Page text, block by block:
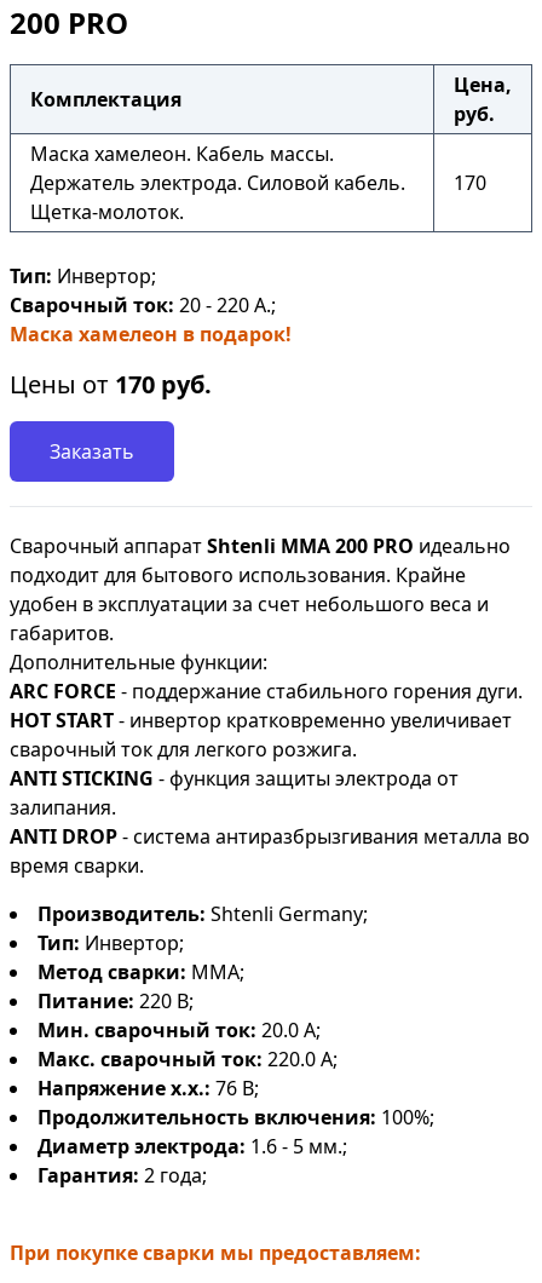
200 PRO
Комплектация
Цена,
руб.
Маска хамелеон. Кабель массы.
Держатель электрода. Силовой кабель.
Щетка-молоток.
170
Тип: Инвертор;
Сварочный ток: 20 - 220 А.;
Маска хамелеон в подарок!
Цены от 170 руб.
Заказать
Сварочный аппаратShtenli ММА 200 PRO идеально
подходит для бытового использования. Крайне
удобен в эксплуатации за счет небольшого веса и
габаритов.
Дополнительные функции:
ARC FORCE - поддержание стабильного горения дуги.
HOT START- инвертор кратковременно увеличивает
сварочный ток для легкого розжига.
ANTI STICKING - функция защиты электрода от
залипания.
ANTI DROP- система антиразбрызгивания металла во
время сварки.
Производитель: Shtenli Germany;
Тип: Инвертор;
Метод сварки: MMA;
Питание: 220 В;
Мин. сварочный ток: 20.0 А;
Макс. сварочный ток: 220.0 А;
Напряжение х.х.: 76 В;
Продолжительность включения: 100%;
Диаметр электрода: 1.6 - 5 мм.;
Гарантия: 2 года;
При покупке сварки мы предоставляем: